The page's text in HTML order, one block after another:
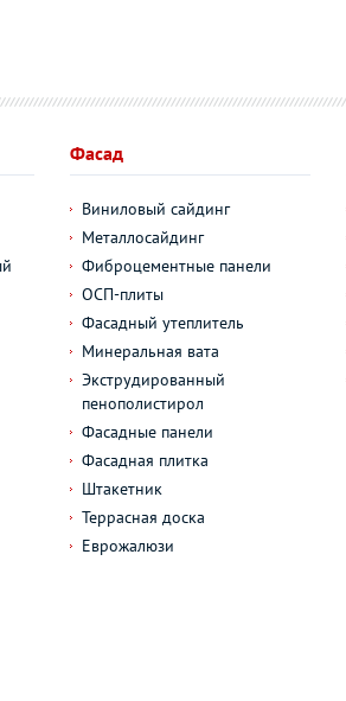
Фасад
Виниловый сайдинг
Металлосайдинг
Фиброцементные панели
ОСП-плиты
Фасадный утеплитель
Минеральная вата
Экструдированный
пенополистирол
Фасадные панели
Фасадная плитка
Штакетник
Террасная доска
Еврожалюзи